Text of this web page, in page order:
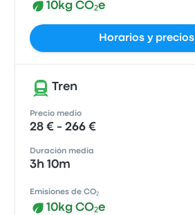
10kg CO₂e
Horarios y precios
Tren
Precio medio
28 € - 266 €
Duración media
3h 10m
Emisiones de CO₂
10kg CO₂e